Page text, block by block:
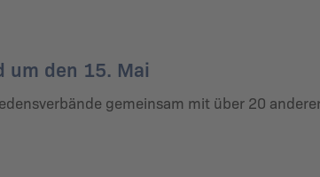
um den 15. Mai
gemeinsam mit über 20